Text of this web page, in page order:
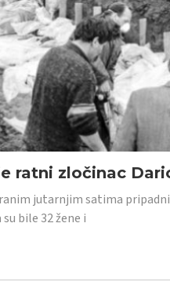
ratni zločinac
jutarnjim satima
bile 32 žene i